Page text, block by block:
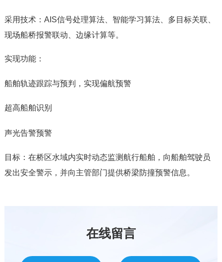
采用技术：AIS信号处理算法、智能学习算法、多目标关联、
现场船桥报警联动、边缘计算等。
实现功能：
船舶轨迹跟踪与预判，实现偏航预警
超高船舶识别
声光告警预警
目标：在桥区水域内实时动态监测航行船舶，向船舶驾驶员
发出安全警示，并向主管部门提供桥梁防撞预警信息。
在线留言